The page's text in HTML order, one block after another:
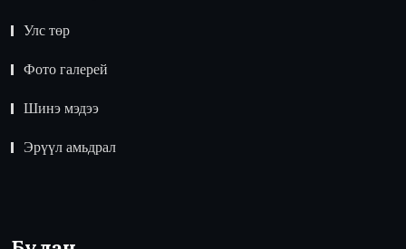
Улс төр
Фото галерей
Шинэ мэдээ
Эрүүл амьдрал